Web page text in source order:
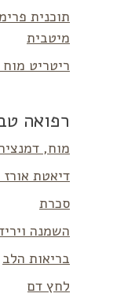
תוכנית
מיטבית
ריטריט
רפואה
מוח,
דיאטת אורז
סכרת
השמנה
בריאות הלב
לחץ דם